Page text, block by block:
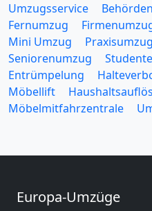
Umzugsservice
Fernumzug
Mini Umzug
Praxisumzug
Seniorenumzug
Entrümpelung
Möbellift
Möbelmitfahrzentrale
Europa-Umzüge